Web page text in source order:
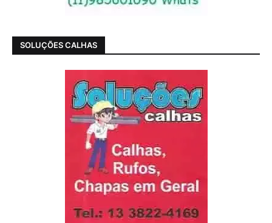
SOLUÇÕES CALHAS